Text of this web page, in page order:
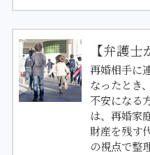
【弁護
再婚相手に
なったとき
不安になる
は、再婚家
財産を残す
の視点で整